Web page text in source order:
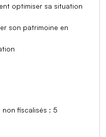
optimiser sa situation
son patrimoine en
fiscalisés : 5